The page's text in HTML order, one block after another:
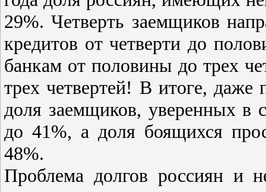
29%. Четверть заемщиков
кредитов от четверти до
банкам от половины до трех
трех четвертей! В итоге,
доля заемщиков, уверенных в
до 41%, а доля боящихся
48%.
Проблема долгов россиян и